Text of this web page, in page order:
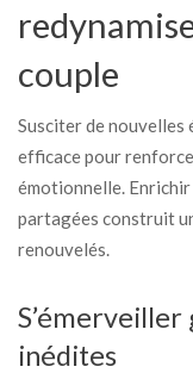
couple
Susciter de nouvelles
efficace pour
émotionnelle.
partagées construit
renouvelés.
S’émerveiller
inédites